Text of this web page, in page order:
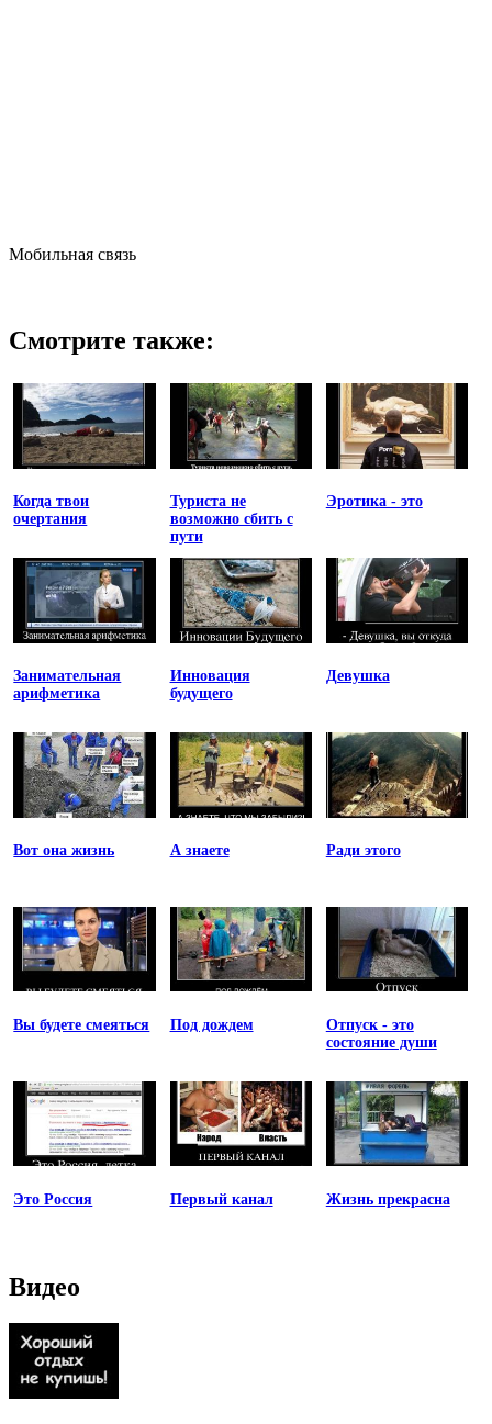
Мобильная связь
Смотрите также:
Когда твои
очертания
Туриста не
возможно сбить с
пути
Эротика - это
Занимательная
арифметика
Инновация
будущего
Девушка
Вот она жизнь А знаете Ради этого
Вы будете смеяться Под дождем
Отпуск - это
состояние души
Это Россия Первый канал Жизнь прекрасна
Видео